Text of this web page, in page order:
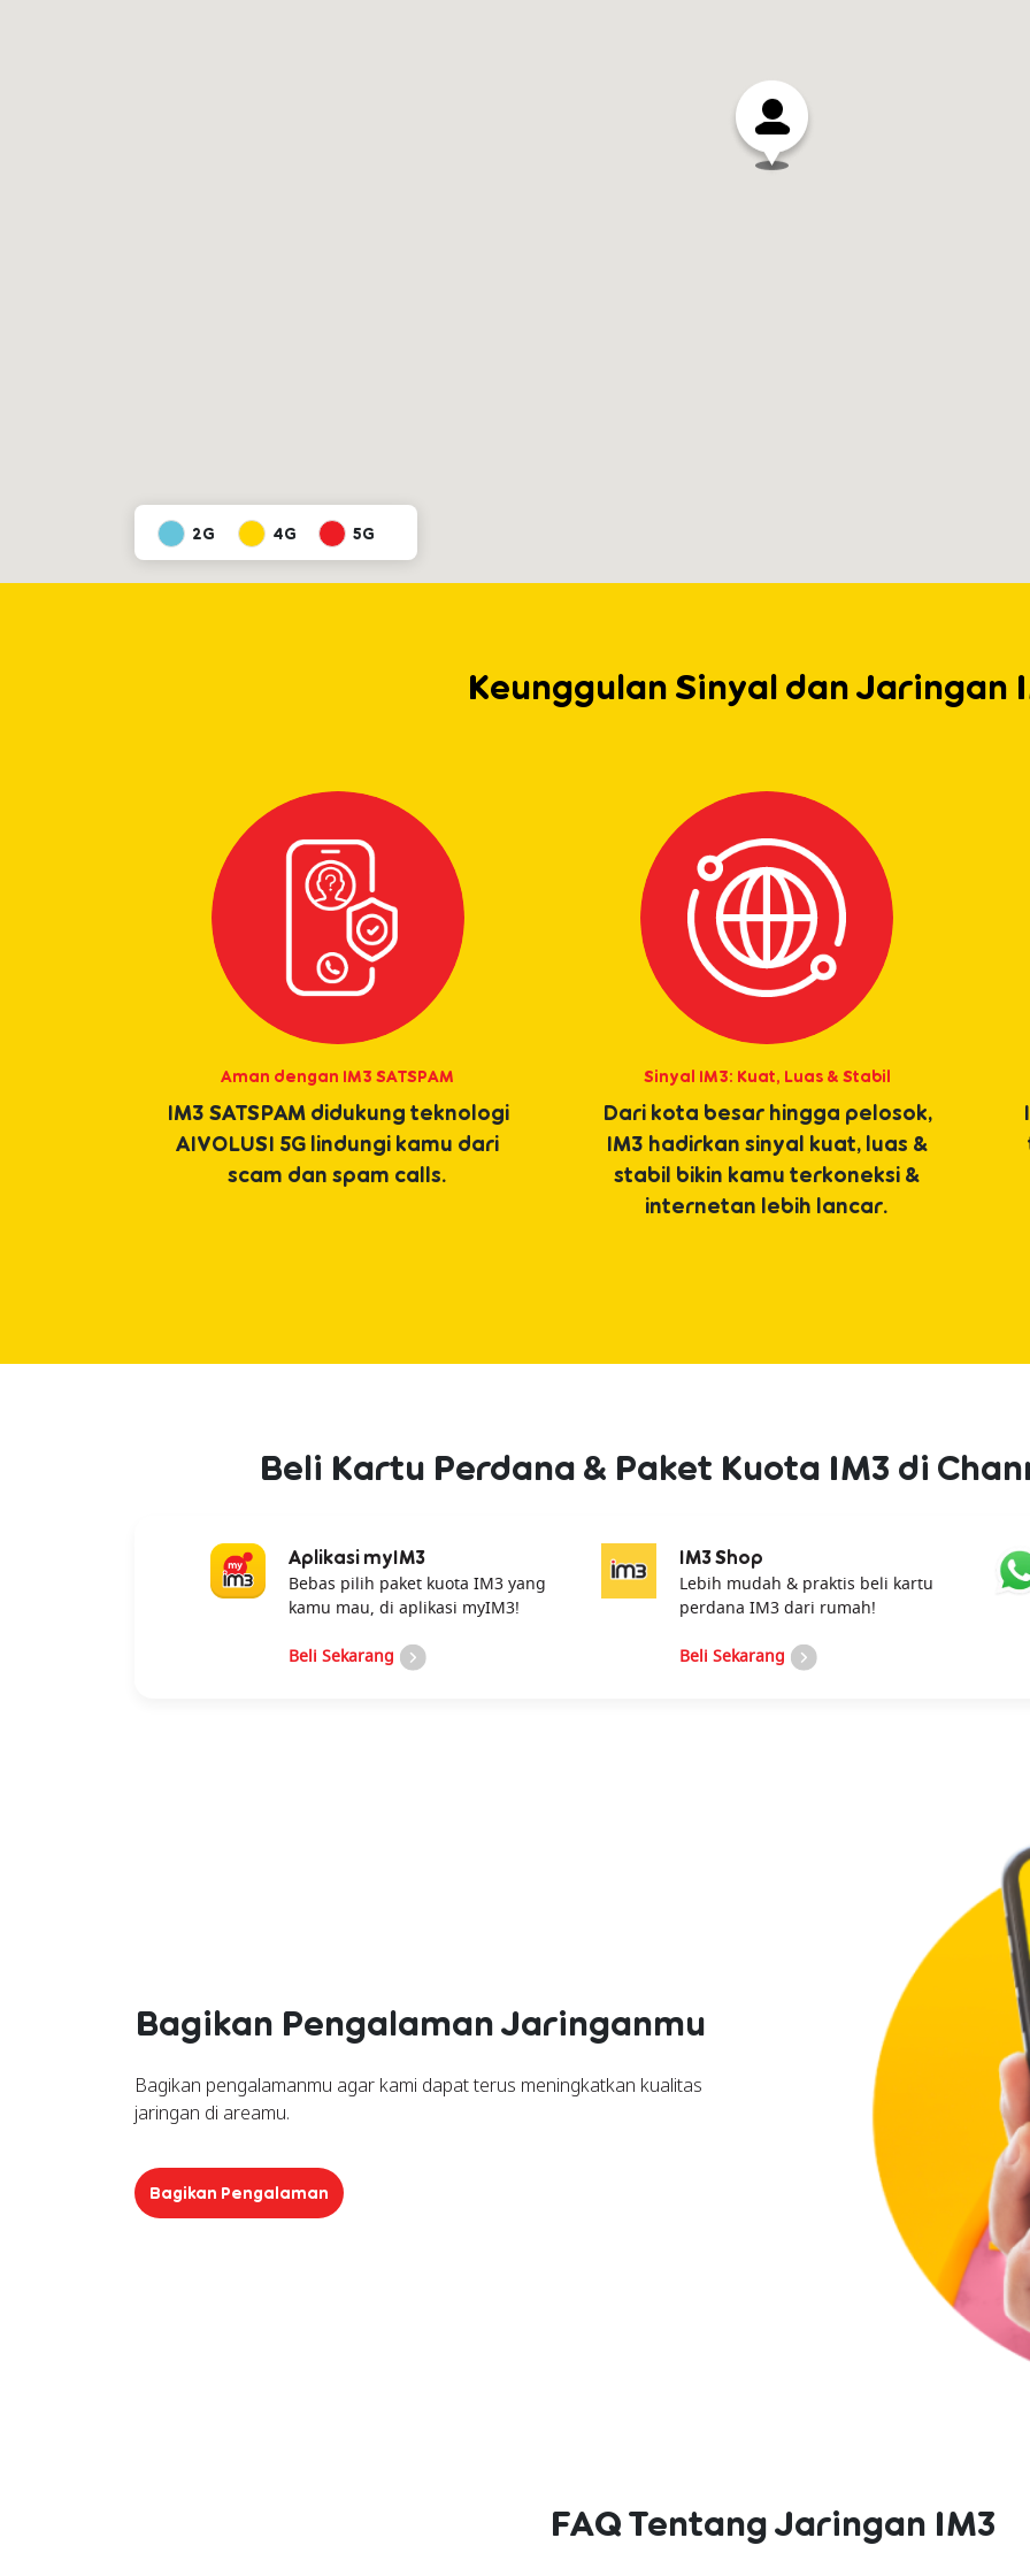
2G 4G 5G
Keunggulan Sinyal dan Jaringan
Aman dengan IM3 SATSPAM
IM3 SATSPAM didukung teknologi
AIVOLUSI 5G lindungi kamu dari
scam dan spam calls.
Sinyal IM3: Kuat, Luas & Stabil
Dari kota besar hingga pelosok,
IM3 hadirkan sinyal kuat, luas &
stabil bikin kamu terkoneksi &
internetan lebih lancar.
Beli Kartu Perdana & Paket Kuota IM3 di
Aplikasi myIM3
Bebas pilih paket kuota IM3 yang
kamu mau, di aplikasi myIM3!
Beli Sekarang
IM3 Shop
Lebih mudah & praktis beli kartu
perdana IM3 dari rumah!
Beli Sekarang
Bagikan Pengalaman Jaringanmu
Bagikan pengalamanmu agar kami dapat terus meningkatkan kualitas
jaringan di areamu.
Bagikan Pengalaman
FAQ Tentang Jaringan IM3